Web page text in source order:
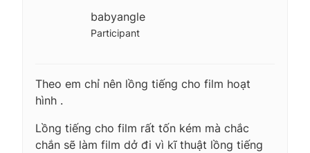
babyangle
Participant
Theo em chỉ nên lồng tiếng cho film hoạt
hình .
Lồng tiếng cho film rất tốn kém mà chắc
chắn sẽ làm film dở đi vì kĩ thuật lồng tiếng